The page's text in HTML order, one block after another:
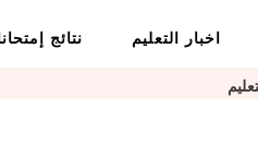
اخبار التعليم نتائج